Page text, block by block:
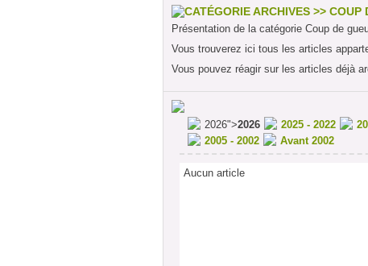
CATÉGORIE ARCHIVES >> COUP
Présentation de la catégorie Coup de
Vous trouverez ici tous les articles
Vous pouvez réagir sur les articles déjà
2026">2026 2025 - 2022
2005 - 2002
Avant 2002
Aucun article